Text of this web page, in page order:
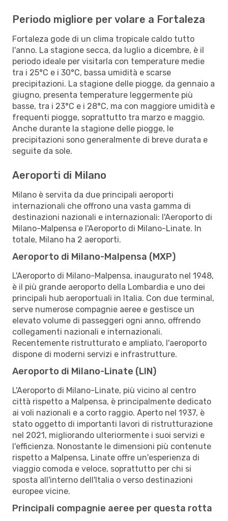
Periodo migliore per volare a Fortaleza
Fortaleza gode di un clima tropicale caldo tutto
l'anno. La stagione secca, da luglio a dicembre, è il
periodo ideale per visitarla con temperature medie
tra i 25°C e i 30°C, bassa umidità e scarse
precipitazioni. La stagione delle piogge, da gennaio a
giugno, presenta temperature leggermente più
basse, tra i 23°C e i 28°C, ma con maggiore umidità e
frequenti piogge, soprattutto tra marzo e maggio.
Anche durante la stagione delle piogge, le
precipitazioni sono generalmente di breve durata e
seguite da sole.
Aeroporti di Milano
Milano è servita da due principali aeroporti
internazionali che offrono una vasta gamma di
destinazioni nazionali e internazionali: l'Aeroporto di
Milano-Malpensa e l'Aeroporto di Milano-Linate. In
totale, Milano ha 2 aeroporti.
Aeroporto di Milano-Malpensa (MXP)
L'Aeroporto di Milano-Malpensa, inaugurato nel 1948,
è il più grande aeroporto della Lombardia e uno dei
principali hub aeroportuali in Italia. Con due terminal,
serve numerose compagnie aeree e gestisce un
elevato volume di passeggeri ogni anno, offrendo
collegamenti nazionali e internazionali.
Recentemente ristrutturato e ampliato, l'aeroporto
dispone di moderni servizi e infrastrutture.
Aeroporto di Milano-Linate (LIN)
L'Aeroporto di Milano-Linate, più vicino al centro
città rispetto a Malpensa, è principalmente dedicato
ai voli nazionali e a corto raggio. Aperto nel 1937, è
stato oggetto di importanti lavori di ristrutturazione
nel 2021, migliorando ulteriormente i suoi servizi e
l'efficienza. Nonostante le dimensioni più contenute
rispetto a Malpensa, Linate offre un'esperienza di
viaggio comoda e veloce, soprattutto per chi si
sposta all'interno dell'Italia o verso destinazioni
europee vicine.
Principali compagnie aeree per questa rotta